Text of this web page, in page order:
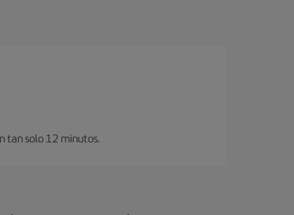
tan solo 12 minutos.